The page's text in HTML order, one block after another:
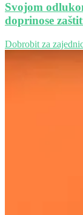
Svojom
doprinose
Dobrobit za